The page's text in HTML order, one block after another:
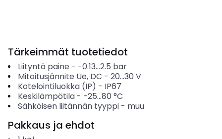
Tärkeimmät tuotetiedot
Liityntä paine - -0.13...2.5 bar
Mitoitusjännite Ue, DC - 20...30 V
Kotelointiluokka (IP) - IP67
Keskilämpötila- -25...80 °C
Sähköisen liitännän tyyppi- muu
Pakkaus ja ehdot